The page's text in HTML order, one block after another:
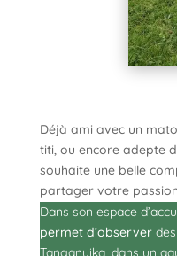
Déjà ami avec un
titi, ou encore adepte
souhaite une belle
partager votre
Dans son espace
permet d’observerdes
Tanganyika, dans un